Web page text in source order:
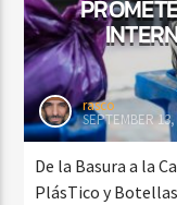
rasco
SEPTEMBER
De la Basura a la
PlásTico y